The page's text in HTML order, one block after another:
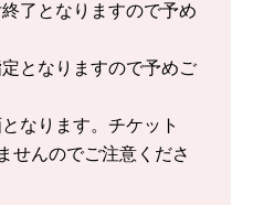
了となりますので予め
となりますので予めご
なります。チケット
せんのでご注意くださ